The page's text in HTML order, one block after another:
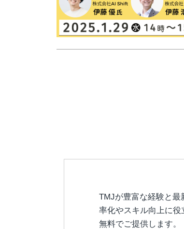
TMJが豊富な経験と最
率化やスキル向上に役
無料でご提供します。